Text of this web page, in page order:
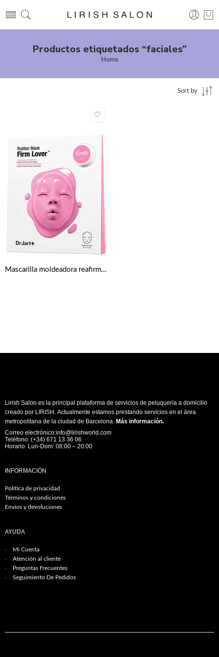
Productos etiquetados “faciales”
Home
Sort by
Mascarilla moldeadora reafirmante Firm Lover de Dr.Jart+ Rubber Mask
Lirish Salon es la principal plataforma de servicios de peluquería a domicilio
creado por LIRISH. Actualmente estamos prestando servicios en el área
metropolitana de la ciudad de Barcelona. Más información.
Correo electrónico:info@lirishworld.com
Teléfono: (+34) 671 13 36 06
Horario: Lun-Dom: 08:00 – 20:00
INFORMACIÓN
Política de privacidad
Términos y condiciones
Envíos y devoluciones
AYUDA
Mi Cuenta
Atención al cliente
Preguntas Frecuentes
Seguimiento De Pedidos